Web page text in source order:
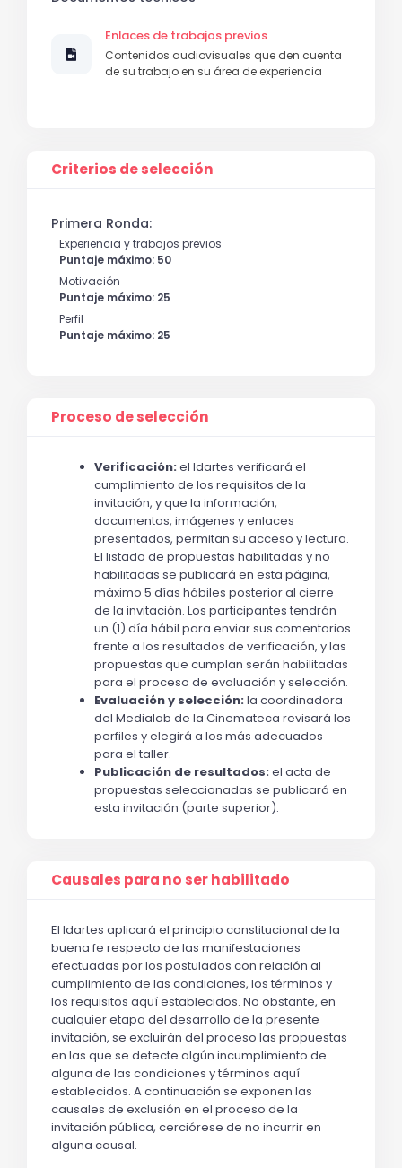
Enlaces de trabajos previos
Contenidos audiovisuales que den cuenta
de su trabajo en su área de experiencia
Criterios de selección
Primera Ronda:
Experiencia y trabajos previos
Puntaje máximo: 50
Motivación
Puntaje máximo: 25
Perfil
Puntaje máximo: 25
Proceso de selección
Verificación: el Idartes verificará el
cumplimiento de los requisitos de la
invitación, y que la información,
documentos, imágenes y enlaces
presentados, permitan su acceso y lectura.
El listado de propuestas habilitadas y no
habilitadas se publicará en esta página,
máximo 5 días hábiles posterior al cierre
de la invitación. Los participantes tendrán
un (1) día hábil para enviar sus comentarios
frente a los resultados de verificación, y las
propuestas que cumplan serán habilitadas
para el proceso de evaluación y selección.
Evaluación y selección: la coordinadora
del Medialab de la Cinemateca revisará los
perfiles y elegirá a los más adecuados
para el taller.
Publicación de resultados: el acta de
propuestas seleccionadas se publicará en
esta invitación (parte superior).
Causales para no ser habilitado
El Idartes aplicará el principio constitucional de la
buena fe respecto de las manifestaciones
efectuadas por los postulados con relación al
cumplimiento de las condiciones, los términos y
los requisitos aquí establecidos. No obstante, en
cualquier etapa del desarrollo de la presente
invitación, se excluirán del proceso las propuestas
en las que se detecte algún incumplimiento de
alguna de las condiciones y términos aquí
establecidos. A continuación se exponen las
causales de exclusión en el proceso de la
invitación pública, cerciórese de no incurrir en
alguna causal.